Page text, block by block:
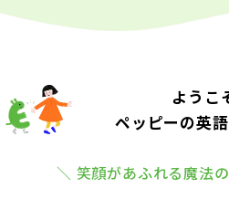
ようこ
ペッピーの英
＼ 笑顔があふれる魔法